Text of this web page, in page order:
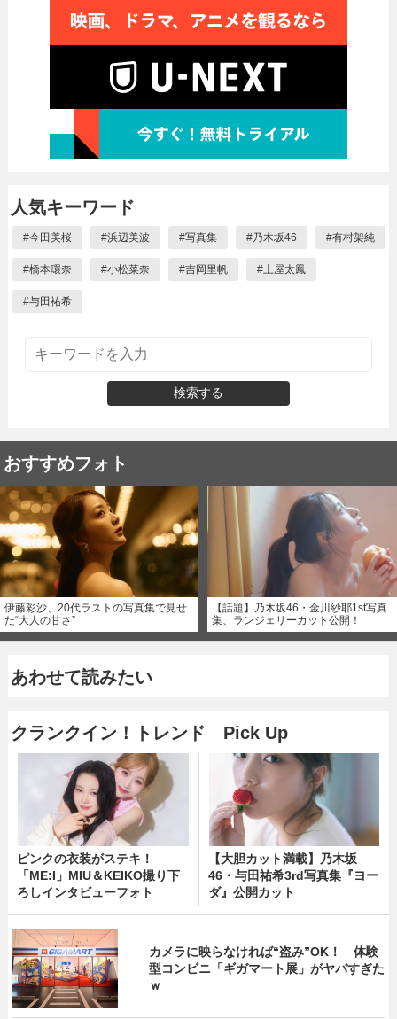
人気キーワード
#今田美桜 #浜辺美波 #写真集 #乃木坂46 #有村架純
#橋本環奈 #小松菜奈 #吉岡里帆 #土屋太鳳
#与田祐希
検索する
おすすめフォト
伊藤彩沙、20代ラストの写真集で見せ
た“大人の甘さ”
【話題】乃木坂46・金川紗耶1st写真
集、ランジェリーカット公開！
あわせて読みたい
クランクイン！トレンド Pick Up
ピンクの衣装がステキ！
「ME:I」MIU＆KEIKO撮り下
ろしインタビューフォト
【大胆カット満載】乃木坂
46・与田祐希3rd写真集『ヨー
ダ』公開カット
カメラに映らなければ“盗み”OK！ 体験
型コンビニ「ギガマート展」がヤバすぎた
ｗ